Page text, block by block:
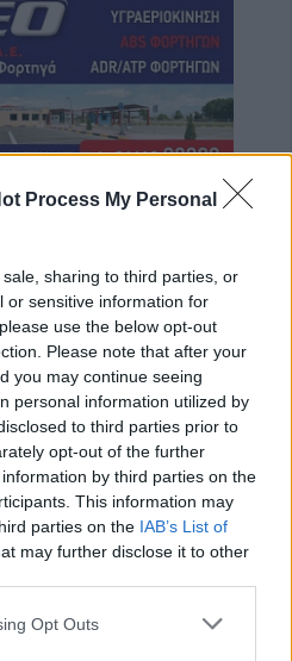
Process My Personal
sharing to third parties, or
or sensitive information for
use the below opt-out
Please note that after your
you may continue seeing
personal information utilized by
to third parties prior to
opt-out of the further
by third parties on the
This information may
parties on the IAB’s List of
may further disclose it to other
Opt Outs
φασιανού από το
στο Μουζάκι
Το κομμάτι πύραυλου
Σελήνη γίνεται χρυσή
επιστήμονες
συνεργείο αυτοκινήτων
λύση!
- Ποιές αλλαγές